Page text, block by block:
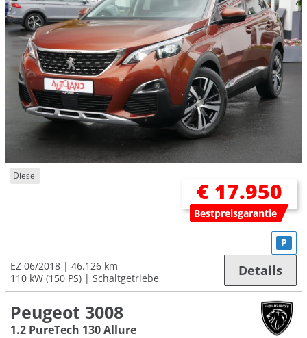
Diesel
€ 17.950
Bestpreisgarantie
EZ 06/2018
46.126 km
110 kW (150 PS)
Schaltgetriebe
P
Details
Peugeot 3008
1.2 PureTech 130 Allure